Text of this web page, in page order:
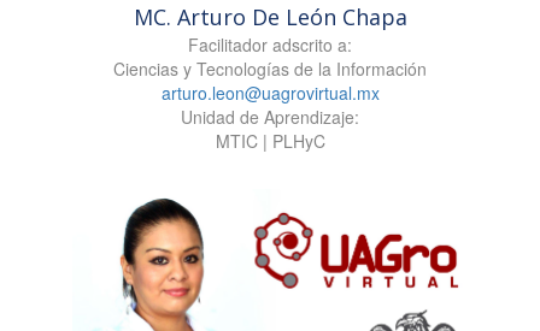
MC. Arturo De León Chapa
Facilitador adscrito a:
Ciencias y Tecnologías de la Información
arturo.leon@uagrovirtual.mx
Unidad de Aprendizaje:
MTIC | PLHyC